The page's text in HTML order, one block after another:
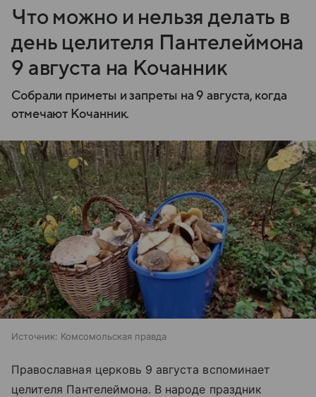
Что можно и нельзя делать в
день целителя Пантелеймона
9 августа на Кочанник
Собрали приметы и запреты на 9 августа, когда
отмечают Кочанник.
Источник: Комсомольская правда
Православная церковь 9 августа вспоминает
целителя Пантелеймона. В народе праздник